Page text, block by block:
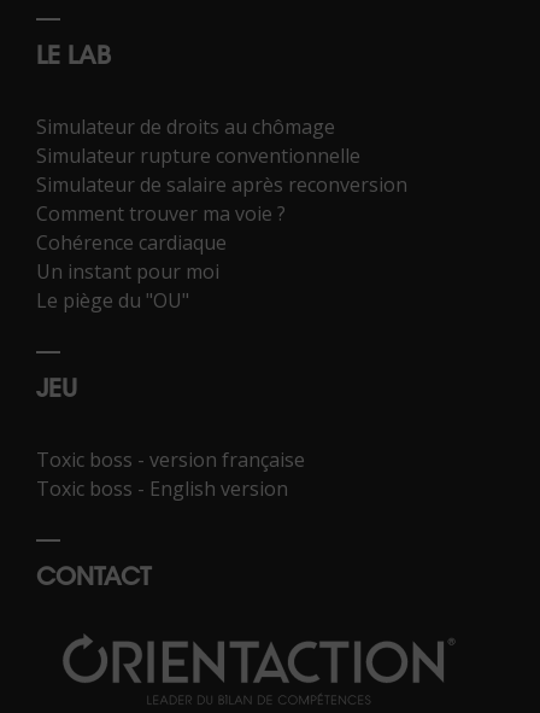
LE LAB
Simulateur de droits au chômage
Simulateur rupture conventionnelle
Simulateur de salaire après reconversion
Comment trouver ma voie ?
Cohérence cardiaque
Un instant pour moi
Le piège du "OU"
JEU
Toxic boss - version française
Toxic boss - English version
CONTACT